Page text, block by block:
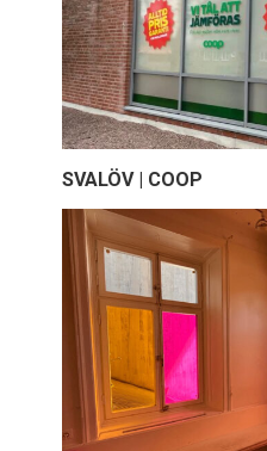
SVALÖV | COOP